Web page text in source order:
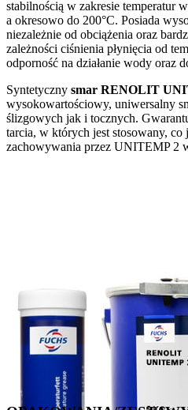
stabilnością w zakresie temperatur
a okresowo do 200°C. Posiada
niezależnie od obciążenia oraz
zależności ciśnienia płynięcia od
odporność na działanie wody oraz
Syntetyczny smar RENOLIT
wysokowartościowy, uniwersalny
ślizgowych jak i tocznych.
tarcia, w których jest stosowany, co
zachowywania przez UNITEMP 2